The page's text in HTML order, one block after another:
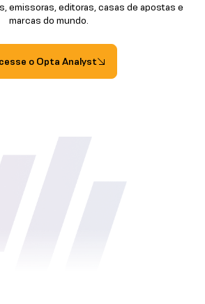
emissoras, editoras, casas de apostas e
marcas do mundo.
o Opta Analyst